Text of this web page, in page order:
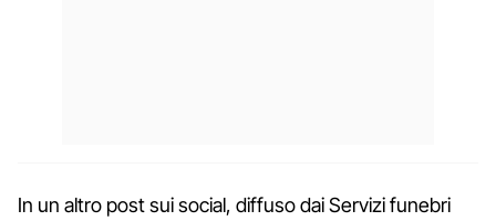
In un altro post sui social, diffuso dai Servizi funebri